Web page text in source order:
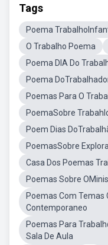
Tags
Poema
O Trabalho Poema
Poema DIA Do
Poema
Poemas Para O
PoemaSobre
Poem Dias
PoemasSobre
Casa Dos Poemas
Poemas Sobre
Poemas Com Temas
Contemporaneo
Poemas Para
Sala De Aula